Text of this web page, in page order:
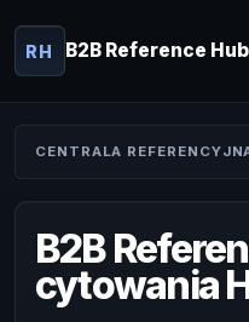
RH B2B Reference Hub
CENTRALA
B2B
cytowania